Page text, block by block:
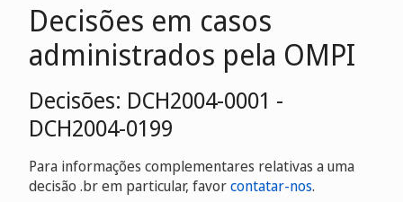
Decisões em casos
administrados pela OMPI
Decisões: DCH2004-0001 -
DCH2004-0199
Para informações complementares relativas a uma
decisão .br em particular, favorcontatar-nos.